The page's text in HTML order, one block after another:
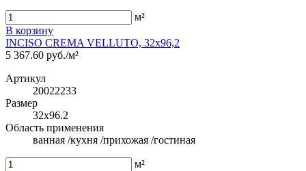
м²
В корзину
INCISO CREMA VELLUTO, 32x96,2
5 367.60 руб./м²
Артикул
20022233
Размер
32x96.2
Область применения
ванная /кухня /прихожая /гостиная
м²